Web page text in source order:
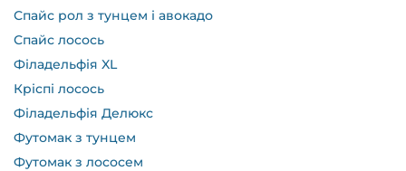
Спайс рол з тунцем і авокадо
Спайс лосось
Філадельфія XL
Кріспі лосось
Філадельфія Делюкс
Футомак з тунцем
Футомак з лососем